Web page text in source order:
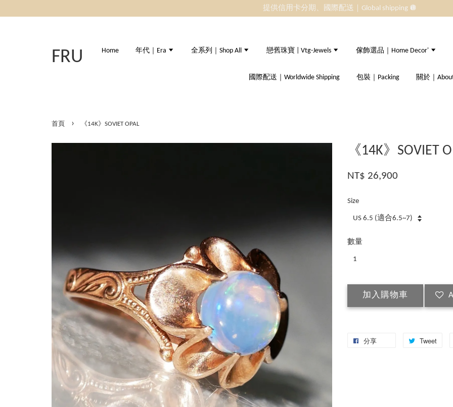
提供信用卡分期、國際配送｜Global shipping 🪩
FRU Home 年代｜Era 全系列｜Shop All 戀舊珠寶 | Vtg-Jewels 傢飾選品｜Home Decor'
國際配送｜Worldwide Shipping 包裝｜Packing 關於｜
首頁 › 《14K》SOVIET OPAL
《14K》SOVIET
NT$ 26,900
Size
數量
加入購物車
分享 Tweet